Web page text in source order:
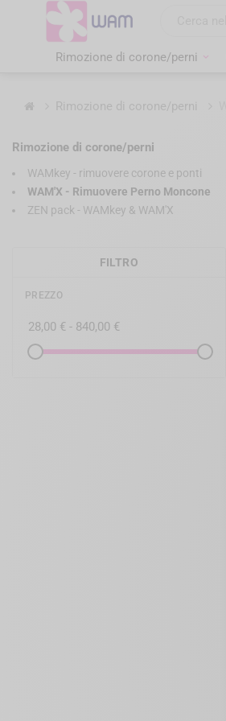
Rimozione di corone/perni
HomeRimozione di corone/perni
Rimozione di corone/perni
WAMkey - rimuovere corone e ponti
WAM'X - Rimuovere Perno Moncone
ZEN pack - WAMkey & WAM'X
FILTRO
PREZZO
28,00 € - 840,00 €